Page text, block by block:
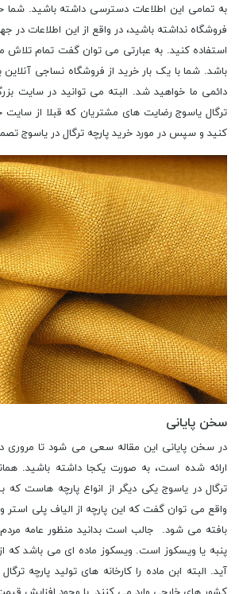
به تمامی این اطلاعات دسترسی داشته باشید. شما
فروشگاه نداشته باشید، در واقع از این اطلاعات در
استفاده کنید. به عبارتی می توان گفت تمام تلاش
باشد. شما با یک بار خرید از فروشگاه نساجی
دائمی ما خواهید شد. البته می توانید در سایت
ترگال یاسوج رضایت های مشتریان که قبلا از سایت
کنید و سپس در مورد خرید پارچه ترگال در یاسوج
سخن پایانی
در سخن پایانی این مقاله سعی می شود تا مروری
ارائه شده است، به صورت یکجا داشته باشید.
ترگال در یاسوج یکی دیگر از انواع پارچه هاست
واقع می توان گفت که این پارچه از الیاف پلی استر
بافته می شود. جالب است بدانید منظور عامه مردم
پنبه یا ویسکوز است. ویسکوز ماده ای می باشد
آید. البته ابن ماده را کارخانه های تولید پارچه